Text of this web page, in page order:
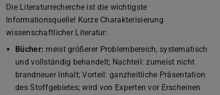
Die Literaturrecherche ist die wichtigste
Informationsquelle! Kurze Charakterisierung
wissenschaftlicher Literatur:
Bücher: meist größerer Problembereich, systematisch
und vollständig behandelt; Nachteil: zumeist nicht
brandneuer Inhalt; Vorteil: ganzheitliche Präsentation
des Stoffgebietes; wird von Experten vor Erscheinen